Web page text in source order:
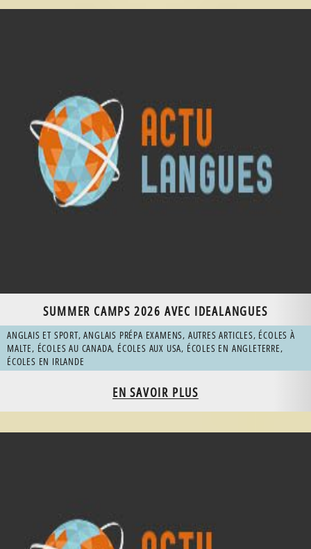
SUMMER CAMPS 2026 AVEC IDEALANGUES
ANGLAIS ET SPORT,ANGLAIS PRÉPA EXAMENS, AUTRES ARTICLES, ÉCOLES À
MALTE, ÉCOLES AU CANADA, ÉCOLES AUX USA, ÉCOLES EN ANGLETERRE,
ÉCOLES EN IRLANDE
EN SAVOIR PLUS